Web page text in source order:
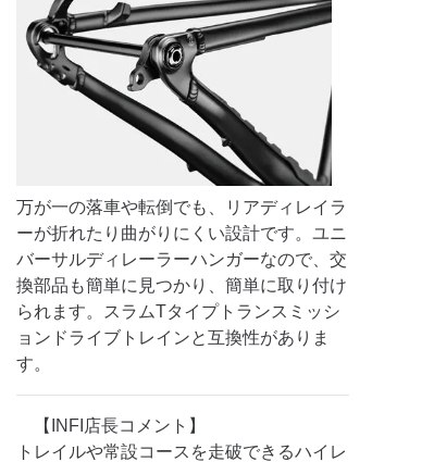
万が一の落車や転倒でも、リアディレイラ
ーが折れたり曲がりにくい設計です。ユニ
バーサルディレーラーハンガーなので、交
換部品も簡単に見つかり、簡単に取り付け
られます。スラムTタイプトランスミッシ
ョンドライブトレインと互換性がありま
す。
【INFI店長コメント】
トレイルや常設コースを走破できるハイレ